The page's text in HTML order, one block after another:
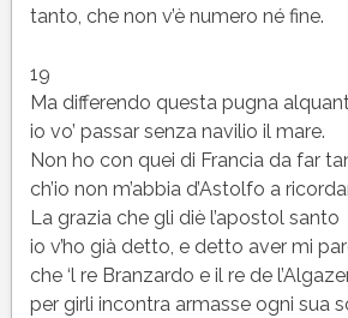
tanto, che non v’è numero né fine.
19
Ma differendo questa pugna
io vo’ passar senza navilio il mare.
Non ho con quei di Francia da far
ch’io non m’abbia d’Astolfo a
La grazia che gli diè l’apostol santo
io v’ho già detto, e detto aver mi
che ‘l re Branzardo e il re de
per girli incontra armasse ogni sua